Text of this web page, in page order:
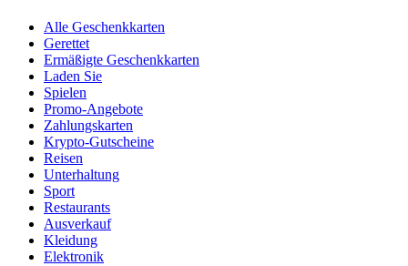
Alle Geschenkkarten
Gerettet
Ermäßigte Geschenkkarten
Laden Sie
Spielen
Promo-Angebote
Zahlungskarten
Krypto-Gutscheine
Reisen
Unterhaltung
Sport
Restaurants
Ausverkauf
Kleidung
Elektronik